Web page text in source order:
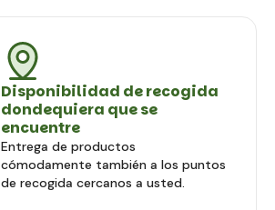
Disponibilidad de recogida
dondequiera que se
encuentre
Entrega de productos
cómodamente también a los puntos
de recogida cercanos a usted.